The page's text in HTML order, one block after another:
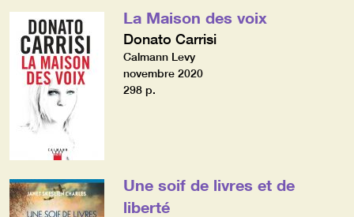
La Maison des voix
Donato Carrisi
Calmann Levy
novembre 2020
298 p.
Une soif de livres et de
liberté